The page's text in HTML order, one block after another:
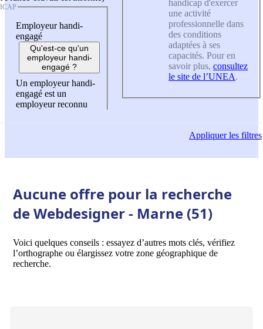
Employeur handi-
engagé
Qu'est-ce qu'un
employeur handi-
engagé ?
Un employeur handi-
engagé est un
employeur reconnu
handicap d'exercer
une activité
professionnelle dans
des conditions
adaptées à ses
capacités. Pour en
savoir plus, consultez
le site de l’UNEA.
Appliquerles filtres
Aucune offre pour la recherche
de Webdesigner - Marne (51)
Voici quelques conseils : essayez d’autres mots clés, vérifiez
l’orthographe ou élargissez votre zone géographique de
recherche.